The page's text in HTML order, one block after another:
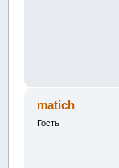
matich
Гость